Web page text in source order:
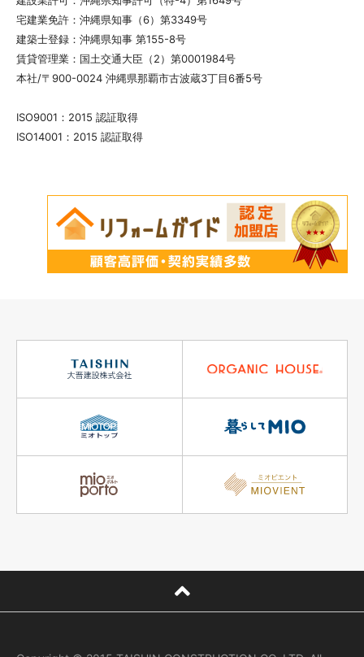
宅建業免許：沖縄県知事（6）第3349号
建築士登録：沖縄県知事 第155-8号
賃貸管理業：国土交通大臣（2）第0001984号
本社/〒900-0024 沖縄県那覇市古波蔵3丁目6番5号
ISO9001：2015 認証取得
ISO14001：2015 認証取得